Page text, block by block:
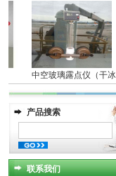
中空玻璃露点仪（干冰...
产品搜索
联系我们